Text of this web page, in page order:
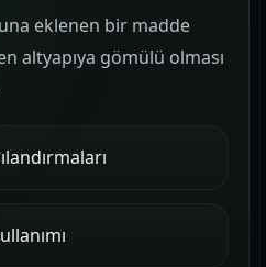
eklenen bir madde
altyapıya gömülü olması